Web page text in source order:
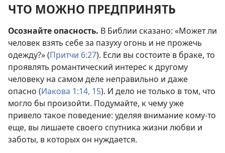
ЧТО МОЖНО ПРЕДПРИНЯТЬ
Осознайте опасность. В Библии сказано: «Может ли
человек взять себе за пазуху огонь и не прожечь
одежду?» (Притчи 6:27). Если вы состоите в браке, то
проявлять романтический интерес к другому
человеку на самом деле неправильно и даже
опасно (Иакова 1:14, 15). И дело не только в том, что
могло бы произойти. Подумайте, к чему уже
привело такое поведение: уделяя внимание кому-то
еще, вы лишаете своего спутника жизни любви и
заботы, в которых он нуждается.